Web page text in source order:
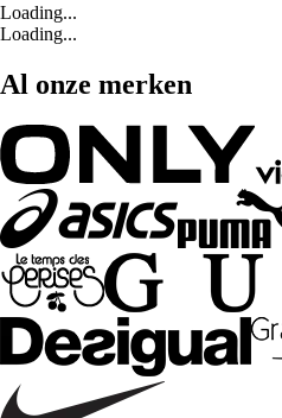
Loading...
Loading...
Al onze merken